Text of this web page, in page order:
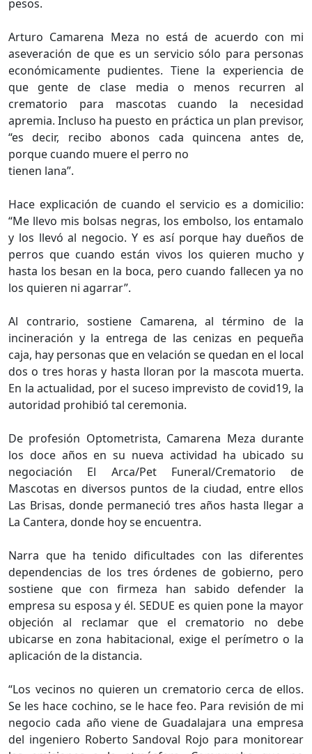
pesos.
Arturo Camarena Meza no está de acuerdo con mi
aseveración de que es un servicio sólo para personas
económicamente pudientes. Tiene la experiencia de
que gente de clase media o menos recurren al
crematorio para mascotas cuando la necesidad
apremia. Incluso ha puesto en práctica un plan previsor,
“es decir, recibo abonos cada quincena antes de,
porque cuando muere el perro no
tienen lana”.
Hace explicación de cuando el servicio es a domicilio:
“Me llevo mis bolsas negras, los embolso, los entamalo
y los llevó al negocio. Y es así porque hay dueños de
perros que cuando están vivos los quieren mucho y
hasta los besan en la boca, pero cuando fallecen ya no
los quieren ni agarrar”.
Al contrario, sostiene Camarena, al término de la
incineración y la entrega de las cenizas en pequeña
caja, hay personas que en velación se quedan en el local
dos o tres horas y hasta lloran por la mascota muerta.
En la actualidad, por el suceso imprevisto de covid19, la
autoridad prohibió tal ceremonia.
De profesión Optometrista, Camarena Meza durante
los doce años en su nueva actividad ha ubicado su
negociación El Arca/Pet Funeral/Crematorio de
Mascotas en diversos puntos de la ciudad, entre ellos
Las Brisas, donde permaneció tres años hasta llegar a
La Cantera, donde hoy se encuentra.
Narra que ha tenido dificultades con las diferentes
dependencias de los tres órdenes de gobierno, pero
sostiene que con firmeza han sabido defender la
empresa su esposa y él. SEDUE es quien pone la mayor
objeción al reclamar que el crematorio no debe
ubicarse en zona habitacional, exige el perímetro o la
aplicación de la distancia.
“Los vecinos no quieren un crematorio cerca de ellos.
Se les hace cochino, se le hace feo. Para revisión de mi
negocio cada año viene de Guadalajara una empresa
del ingeniero Roberto Sandoval Rojo para monitorear